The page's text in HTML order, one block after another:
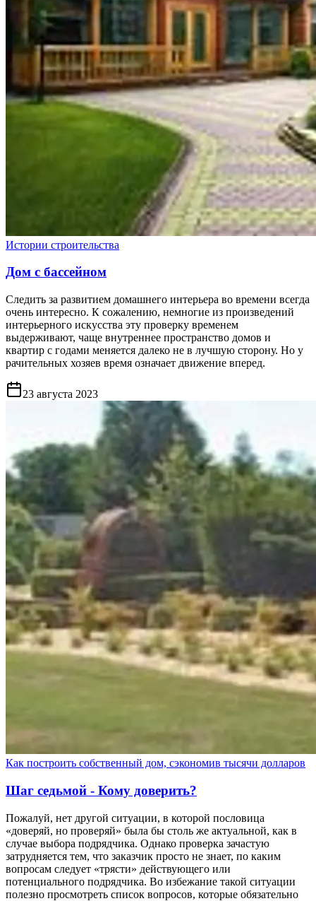
Истории строительства
Дом с бассейном
Следить за развитием домашнего интерьера во времени всегда
очень интересно. К сожалению, немногие из произведений
интерьерного искусства эту проверку временем
выдерживают, чаще внутреннее пространство домов и
квартир с годами меняется далеко не в лучшую сторону. Но у
рачительных хозяев время означает движение вперед.
23 августа 2023
Как построить собственный дом, сэкономив тысячи долларов
Шаг седьмой - Кому доверить?
Пожалуй, нет другой ситуации, в которой пословица
«доверяй, но проверяй» была бы столь же актуальной, как в
случае выбора подрядчика. Однако проверка зачастую
затрудняется тем, что заказчик просто не знает, по каким
вопросам следует «трясти» действующего или
потенциального подрядчика. Во избежание такой ситуации
полезно просмотреть список вопросов, которые обязательно